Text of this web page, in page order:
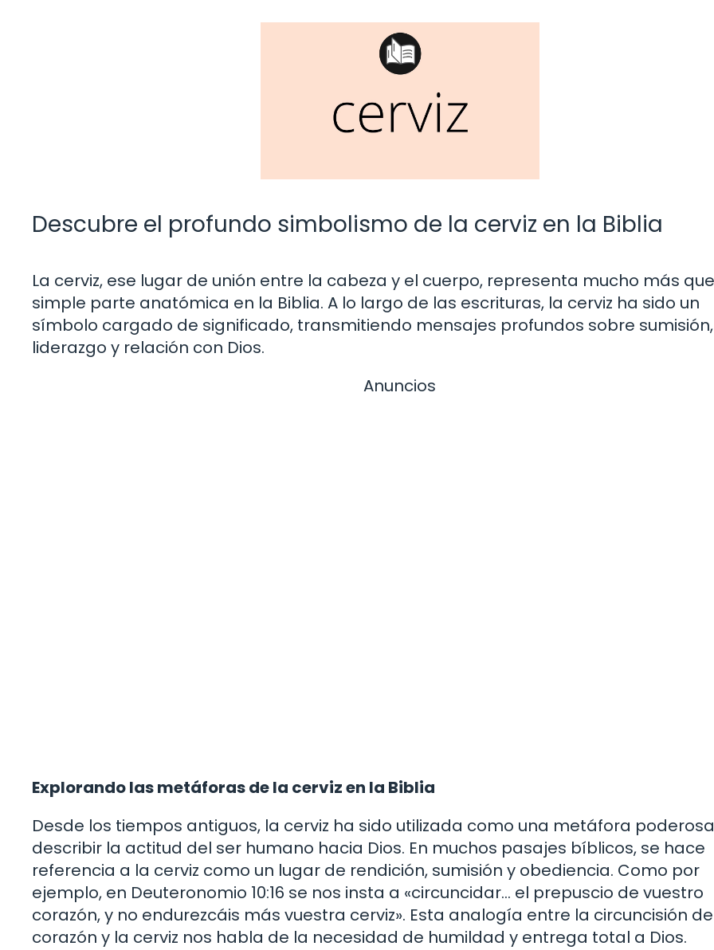
Descubre el profundo simbolismo de la cerviz en la Biblia
La cerviz, ese lugar de unión entre la cabeza y el cuerpo, representa mucho más
simple parte anatómica en la Biblia. A lo largo de las escrituras, la cerviz ha sido un
símbolo cargado de significado, transmitiendo mensajes profundos sobre sumisión,
liderazgo y relación con Dios.
Anuncios
Explorando las metáforas de la cerviz en la Biblia
Desde los tiempos antiguos, la cerviz ha sido utilizada como una metáfora
describir la actitud del ser humano hacia Dios. En muchos pasajes bíblicos, se hace
referencia a la cerviz como un lugar de rendición, sumisión y obediencia. Como por
ejemplo, en Deuteronomio 10:16 se nos insta a «circuncidar… el prepuscio de vuestro
corazón, y no endurezcáis más vuestra cerviz». Esta analogía entre la circuncisión
corazón y la cerviz nos habla de la necesidad de humildad y entrega total a Dios.